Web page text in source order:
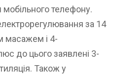
телефону.
за 14
масажем і 4-
до цього заявлені 3-
Також у